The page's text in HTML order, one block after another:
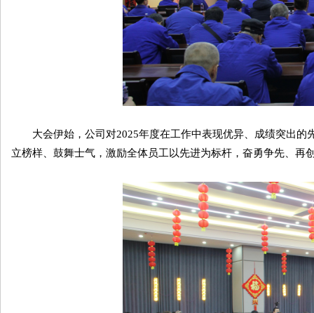
大会伊始，公司对2025年度在工作中表现优异、成绩突出的
立榜样、鼓舞士气，激励全体员工以先进为标杆，奋勇争先、再